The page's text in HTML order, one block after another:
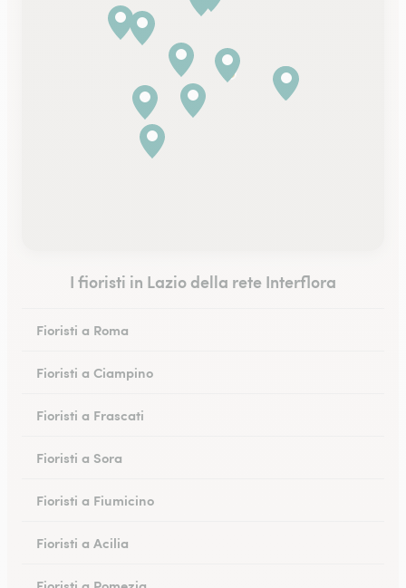
I fioristi in Lazio della rete Interflora
Fioristi a Roma
Fioristi a Ciampino
Fioristi a Frascati
Fioristi a Sora
Fioristi a Fiumicino
Fioristi a Acilia